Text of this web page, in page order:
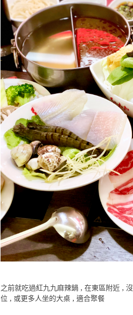
之前就吃過紅九九麻辣鍋 , 在東區附近 ,
位 , 或更多人坐的大桌 , 適合聚餐